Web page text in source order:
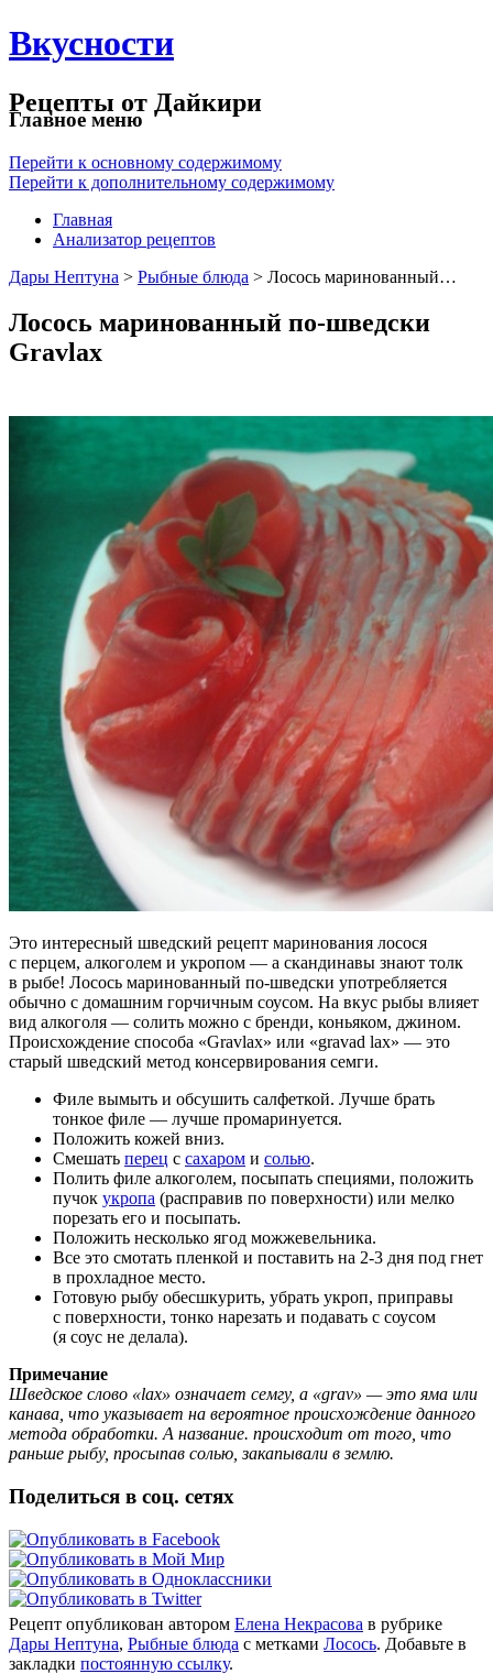
Вкусности
Рецепты от Дайкири
Главное меню
Перейти к основному содержимому
Перейти к дополнительному содержимому
Главная
Анализатор рецептов
Дары Нептуна > Рыбные блюда > Лосось маринованный…
Лосось маринованный по-шведски
Gravlax
Это интересный шведский рецепт маринования лосося
с перцем, алкоголем и укропом — а скандинавы знают толк
в рыбе! Лосось маринованный по-шведски употребляется
обычно с домашним горчичным соусом. На вкус рыбы влияет
вид алкоголя — солить можно с бренди, коньяком, джином.
Происхождение способа «Gravlax» или «gravad lax» — это
старый шведский метод консервирования семги.
Филе вымыть и обсушить салфеткой. Лучше брать
тонкое филе — лучше промаринуется.
Положить кожей вниз.
Смешать перец с сахаром и солью.
Полить филе алкоголем, посыпать специями, положить
пучок укропа (расправив по поверхности) или мелко
порезать его и посыпать.
Положить несколько ягод можжевельника.
Все это смотать пленкой и поставить на 2-3 дня под гнет
в прохладное место.
Готовую рыбу обесшкурить, убрать укроп, приправы
с поверхности, тонко нарезать и подавать с соусом
(я соус не делала).
Примечание
Шведское слово «lax» означает семгу, а «grav» — это яма или
канава, что указывает на вероятное происхождение данного
метода обработки. А название. происходит от того, что
раньше рыбу, просыпав солью, закапывали в землю.
Поделиться в соц. сетях
Рецепт опубликован автором Елена Некрасова в рубрике
Дары Нептуна, Рыбные блюда с метками Лосось. Добавьте в
закладки постоянную ссылку.